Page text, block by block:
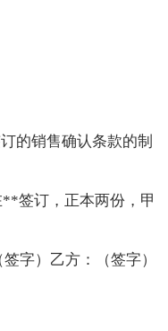
的销售确认条款的制
签订，正本两份，甲
）乙方：（签字）